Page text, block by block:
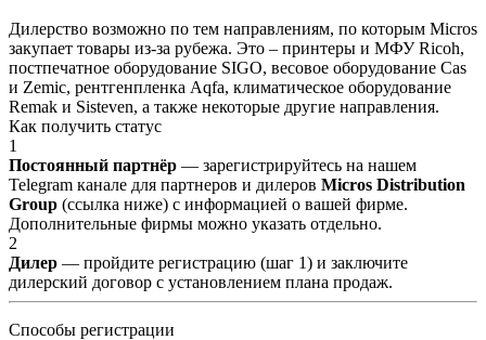
Дилерство возможно по тем направлениям, по которым Micros
закупает товары из-за рубежа. Это – принтеры и МФУ Ricoh,
постпечатное оборудование SIGO, весовое оборудование Cas
и Zemic, рентгенпленка Aqfa, климатическое оборудование
Remak и Sisteven, а также некоторые другие направления.
Как получить статус
1
Постоянный партнёр — зарегистрируйтесь на нашем
Telegram канале для партнеров и дилеров Micros Distribution
Group (ссылка ниже) с информацией о вашей фирме.
Дополнительные фирмы можно указать отдельно.
2
Дилер — пройдите регистрацию (шаг 1) и заключите
дилерский договор с установлением плана продаж.
Способы регистрации